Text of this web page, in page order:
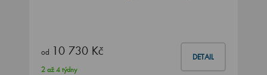
od 10 730 Kč DETAIL
2 až 4 týdny